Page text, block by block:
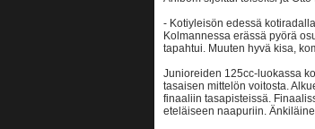
- Kotiyleisön edessä
Kolmannessa erässä pyörä
tapahtui. Muuten hyvä kisa,
Junioreiden 125cc-luokassa
tasaisen mittelön voitosta.
finaaliin tasapisteissä.
eteläiseen naapuriin.